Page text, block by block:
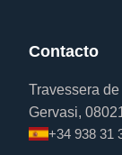
Contacto
Travessera
Gervasi,
+34 938 31